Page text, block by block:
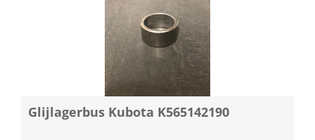
Glijlagerbus Kubota K565142190